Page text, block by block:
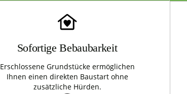
Sofortige Bebaubarkeit
Erschlossene Grundstücke ermöglichen
Ihnen einen direkten Baustart ohne
zusätzliche Hürden.